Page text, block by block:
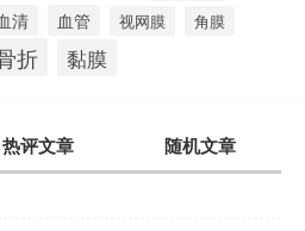
清 血管 视网膜 角膜
折 黏膜
热评文章 随机文章